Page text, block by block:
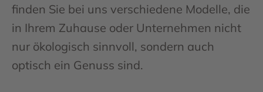
finden Sie bei uns verschiedene Modelle, die
in Ihrem Zuhause oder Unternehmen nicht
nur ökologisch sinnvoll, sondern auch
optisch ein Genuss sind.